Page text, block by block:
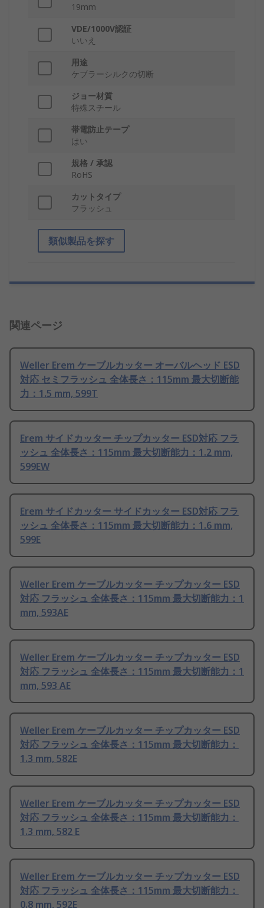
19mm
VDE/1000V認証
いいえ
用途
ケブラーシルクの切断
ジョー材質
特殊スチール
帯電防止テープ
はい
規格 / 承認
RoHS
カットタイプ
フラッシュ
類似製品を探す
関連ページ
Weller Erem ケーブルカッター オーバルヘッド ESD
対応 セミフラッシュ 全体長さ：115mm 最大切断能
力：1.5 mm, 599T
Erem サイドカッター チップカッター ESD対応 フラ
ッシュ 全体長さ：115mm 最大切断能力：1.2 mm,
599EW
Erem サイドカッター サイドカッター ESD対応 フラ
ッシュ 全体長さ：115mm 最大切断能力：1.6 mm,
599E
Weller Erem ケーブルカッター チップカッター ESD
対応 フラッシュ 全体長さ：115mm 最大切断能力：1
mm, 593AE
Weller Erem ケーブルカッター チップカッター ESD
対応 フラッシュ 全体長さ：115mm 最大切断能力：1
mm, 593 AE
Weller Erem ケーブルカッター チップカッター ESD
対応 フラッシュ 全体長さ：115mm 最大切断能力：
1.3 mm, 582E
Weller Erem ケーブルカッター チップカッター ESD
対応 フラッシュ 全体長さ：115mm 最大切断能力：
1.3 mm, 582 E
Weller Erem ケーブルカッター チップカッター ESD
対応 フラッシュ 全体長さ：115mm 最大切断能力：
0.8 mm, 592E